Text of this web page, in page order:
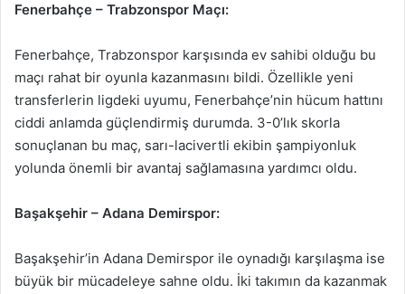
Fenerbahçe – Trabzonspor Maçı:
Fenerbahçe, Trabzonspor karşısında ev sahibi olduğu bu
maçı rahat bir oyunla kazanmasını bildi. Özellikle yeni
transferlerin ligdeki uyumu, Fenerbahçe’nin hücum hattını
ciddi anlamda güçlendirmiş durumda. 3-0’lık skorla
sonuçlanan bu maç, sarı-lacivertli ekibin şampiyonluk
yolunda önemli bir avantaj sağlamasına yardımcı oldu.
Başakşehir – Adana Demirspor:
Başakşehir’in Adana Demirspor ile oynadığı karşılaşma ise
büyük bir mücadeleye sahne oldu. İki takımın da kazanmak